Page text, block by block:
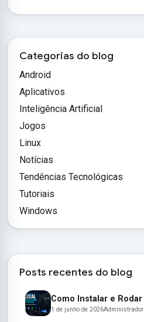
Categorias do blog
Android
Aplicativos
Inteligência Artificial
Jogos
Linux
Notícias
Tendências Tecnológicas
Tutoriais
Windows
Posts recentes do blog
1 de junho de 2026Administrador